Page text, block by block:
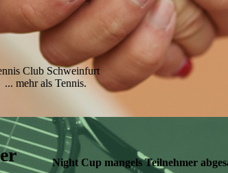
Club Schweinfurt
... mehr als Tennis.
Night Cup mangels Teilnehmer